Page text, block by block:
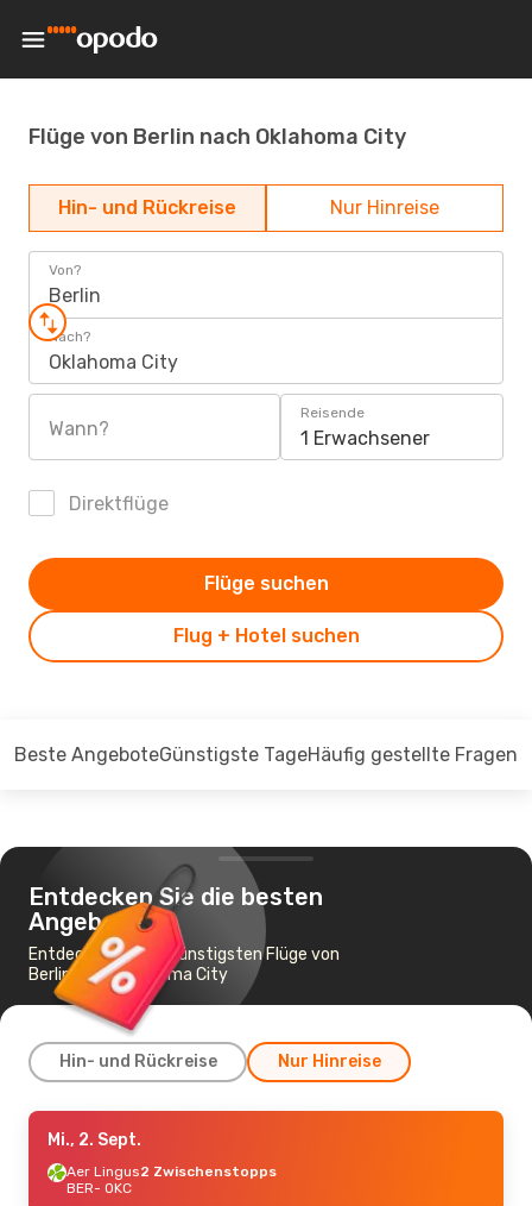
Flüge von Berlin nach Oklahoma City
Hin- und Rückreise Nur Hinreise
Von?
Berlin
Nach?
Oklahoma City
Wann?
Reisende
1 Erwachsener
Direktflüge
Flug + Hotel suchen
Flüge suchen
Beste AngeboteGünstigste TageHäufig gestellte Fragen
Entdecken Sie die besten
Angebote
Entdecken Sie die günstigsten Flüge von
Berlin nach Oklahoma City
Hin- und Rückreise Nur Hinreise
Mo., 17. Aug.
Aer Lingus2 Zwischenstopps
BER- OKC
Mi., 2. Sept.
Aer Lingus2 Zwischenstopps
BER- OKC